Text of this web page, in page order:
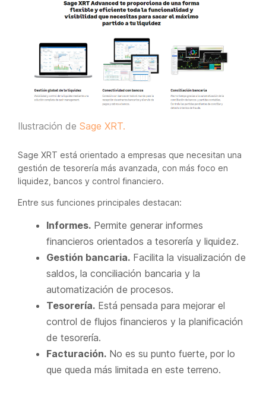
Ilustración de Sage XRT.
Sage XRT está orientado a empresas que necesitan una
gestión de tesorería más avanzada, con más foco en
liquidez, bancos y control financiero.
Entre sus funciones principales destacan:
Informes. Permite generar informes
financieros orientados a tesorería y liquidez.
Gestión bancaria. Facilita la visualización de
saldos, la conciliación bancaria y la
automatización de procesos.
Tesorería. Está pensada para mejorar el
control de flujos financieros y la planificación
de tesorería.
Facturación. No es su punto fuerte, por lo
que queda más limitada en este terreno.